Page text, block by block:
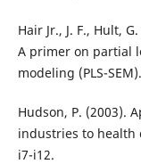
Hair Jr., J. F., Hult,
A primer on partial
modeling (PLS-
Hudson, P. (2003).
industries to health
i7-i12.